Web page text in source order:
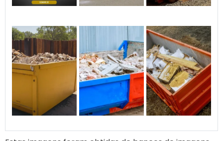
plásticos e vidros. Isso promove a reciclagem
para aterros sanitários.
O que Não Pode Ser Colocado na
Caçamba?
É importante ressaltar que certos materiais
não podem ser colocados nas caçambas,
como resíduos perigosos, produtos químicos